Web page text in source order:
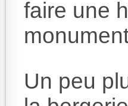
faire une
Un peu